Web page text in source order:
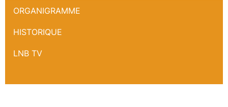
ORGANIGRAMME
HISTORIQUE
LNB TV